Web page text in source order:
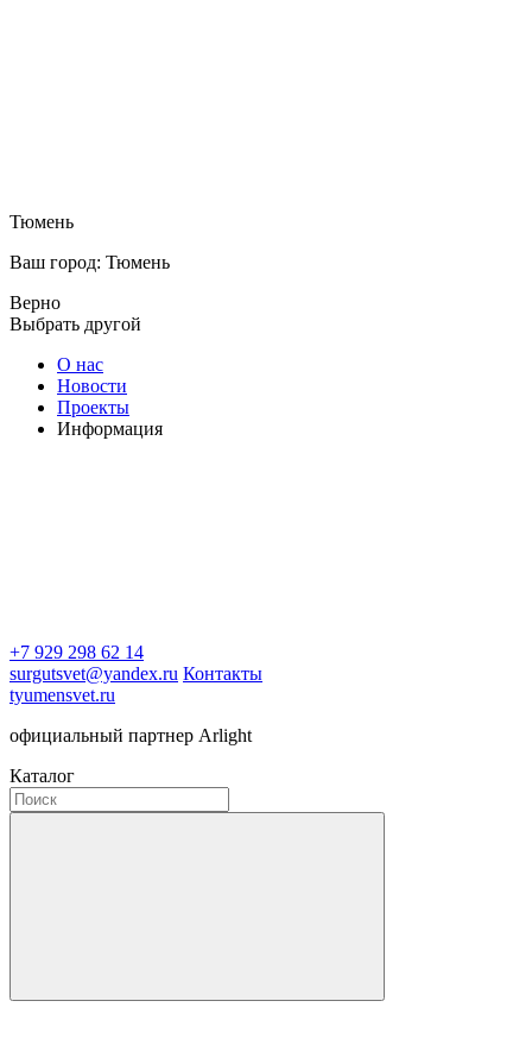
Тюмень
Ваш город: Тюмень
Верно
Выбрать другой
О нас
Новости
Проекты
Информация
+7 929 298 62 14
surgutsvet@yandex.ru Контакты
tyumensvet.ru
официальный партнер Arlight
Каталог